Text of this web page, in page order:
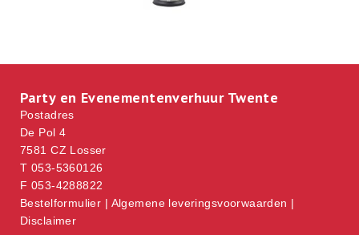
Party en Evenementenverhuur Twente
Postadres
De Pol 4
7581 CZ Losser
T 053-5360126
F 053-4288822
Bestelformulier | Algemene leveringsvoorwaarden |
Disclaimer